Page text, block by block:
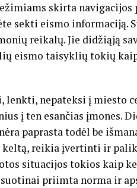
skirta navigacijos
sekti eismo informaciją.
reikalų. Jie didžiąją
eismo taisyklių tokių
lenkti, nepateksi į miesto
į ten esančias įmones.
paprasta todėl be
keltą, reikia įvertinti ir
situacijos tokios kaip
priimta norma ir